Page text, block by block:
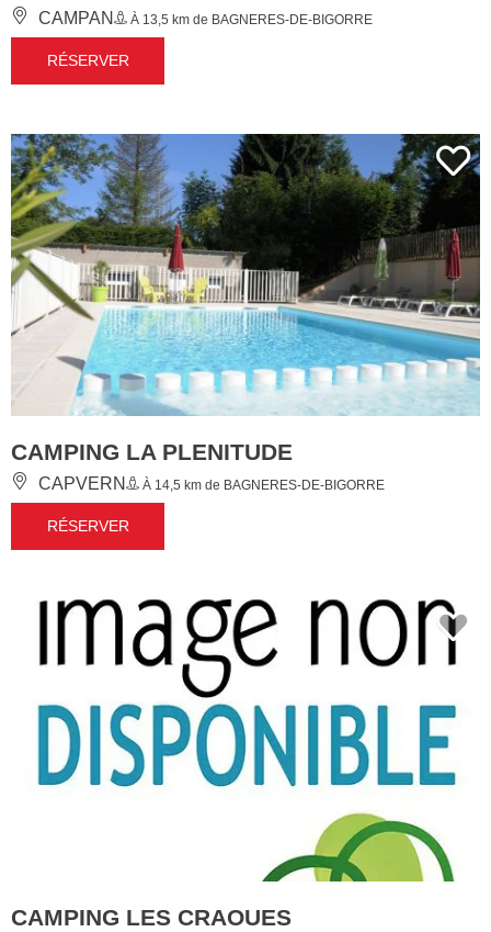
CAMPAN À 13,5 km de BAGNERES-DE-BIGORRE
RÉSERVER
CAMPING LA PLENITUDE
CAPVERN À 14,5 km de BAGNERES-DE-BIGORRE
RÉSERVER
CAMPING LES CRAOUES